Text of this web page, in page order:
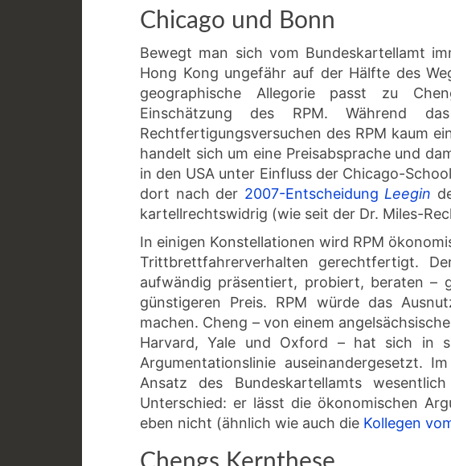
Chicago und Bonn
Bewegt man sich vom Bundeskartellamt
Hong Kong ungefähr auf der Hälfte des
geographische Allegorie passt zu
Einschätzung des RPM. Während
Rechtfertigungsversuchen des RPM kaum
handelt sich um eine Preisabsprache und
in den USA unter Einfluss der Chicago-
dort nach der 2007-Entscheidung Leegin
kartellrechtswidrig (wie seit der Dr. Miles-
In einigen Konstellationen wird RPM
Trittbrettfahrerverhalten gerechtfertigt.
aufwändig präsentiert, probiert, beraten –
günstigeren Preis. RPM würde das
machen. Cheng – von einem
Harvard, Yale und Oxford – hat sich in
Argumentationslinie auseinandergesetzt.
Ansatz des Bundeskartellamts
Unterschied: er lässt die ökonomischen
eben nicht (ähnlich wie auch die Kollegen